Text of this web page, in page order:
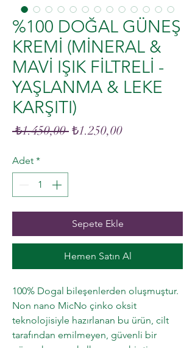
%100 DOĞAL GÜNEŞ
KREMİ (MİNERAL &
MAVİ IŞIK FİLTRELİ -
YAŞLANMA & LEKE
KARŞITI)
₺1.450,00 Normal
₺1.250,00İndirimli
Adet *
Sepete Ekle
Hemen Satın Al
100% Dogal bileşenlerden oluşmuştur.
Non nano MicNo çinko oksit
teknolojisiyle hazırlanan bu ürün, cilt
tarafından emilmeyen, güvenli bir